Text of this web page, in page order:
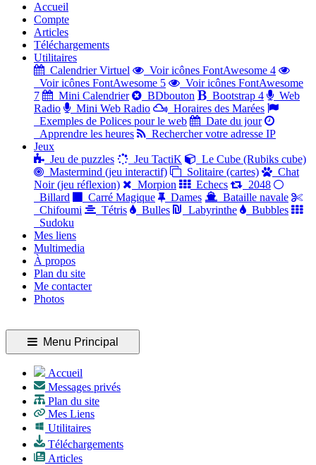
Accueil
Compte
Articles
Téléchargements
Utilitaires
Calendrier Virtuel
Voir icônes FontAwesome 4
Voir icônes FontAwesome 5
Voir icônes FontAwesome
7
Mini Calendrier BDbouton Bootstrap 4
Web
Radio
Mini Web Radio
Horaires des Marées
Exemples de Polices pour le web
Date du jour
Apprendre les heures
Rechercher votre adresse IP
Jeux
Jeu de puzzles
Jeu TactiK
Le Cube (Rubiks cube)
Mastermind (jeu interactif)
Solitaire (cartes)
Chat
Noir (jeu réflexion)
Morpion Echecs
2048
Billard
Carré Magique Dames
Bataille navale
Chifoumi
Tétris Bulles Labyrinthe
Bubbles
Sudoku
Mes liens
Multimedia
À propos
Plan du site
Me contacter
Photos
Menu Principal
Accueil
Messages privés
Plan du site
Mes Liens
Utilitaires
Téléchargements
Articles